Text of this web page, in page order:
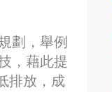
劃，舉例
，藉此提
排放，成